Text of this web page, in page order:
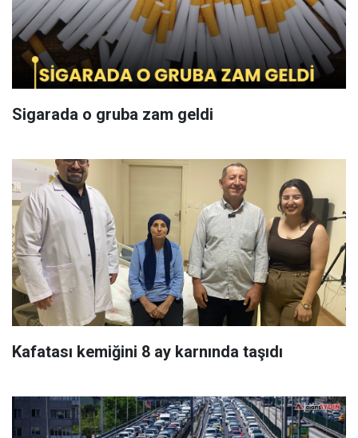
Sigarada o gruba zam geldi
Kafatası kemiğini 8 ay karnında taşıdı